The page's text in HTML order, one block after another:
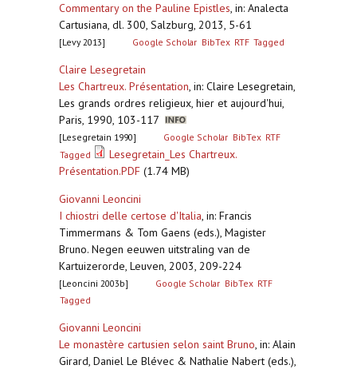
Commentary on the Pauline Epistles, in: Analecta
Cartusiana, dl. 300, Salzburg, 2013, 5-61
[Levy 2013] Google Scholar BibTex RTF Tagged
Claire Lesegretain
Les Chartreux. Présentation, in: Claire Lesegretain,
Les grands ordres religieux, hier et aujourd'hui,
Paris, 1990, 103-117
[Lesegretain 1990] Google Scholar BibTex RTF
Tagged
Lesegretain_Les Chartreux.
Présentation.PDF (1.74 MB)
Giovanni Leoncini
I chiostri delle certose d'Italia, in: Francis
Timmermans & Tom Gaens (eds.), Magister
Bruno. Negen eeuwen uitstraling van de
Kartuizerorde, Leuven, 2003, 209-224
[Leoncini 2003b] Google Scholar BibTex RTF
Tagged
Giovanni Leoncini
Le monastère cartusien selon saint Bruno, in: Alain
Girard, Daniel Le Blévec & Nathalie Nabert (eds.),